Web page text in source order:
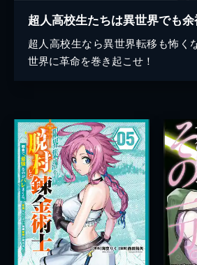
超人高校生なら異世界転移も怖く
世界に革命を巻き起こせ！